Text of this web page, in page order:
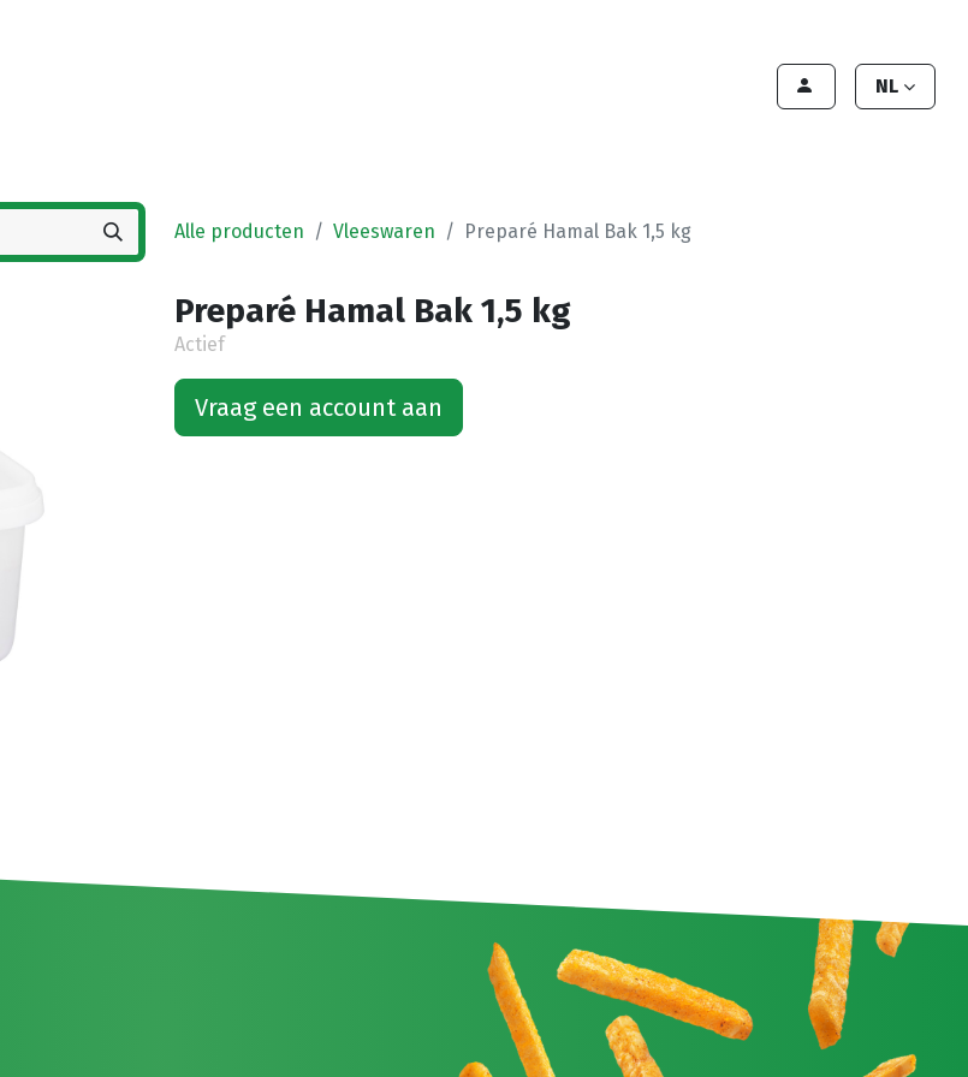
NL
Alle producten Vleeswaren Preparé Hamal Bak 1,5 kg
Preparé Hamal Bak 1,5 kg
Actief
Vraag een account aan